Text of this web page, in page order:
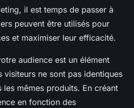
il est temps de passer à
peuvent être utilisés pour
et maximiser leur efficacité.
audience est un élément
visiteurs ne sont pas identiques
les mêmes produits. En créant
en fonction des